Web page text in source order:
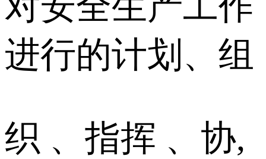
进行的计划、组
织 、指挥 、协,